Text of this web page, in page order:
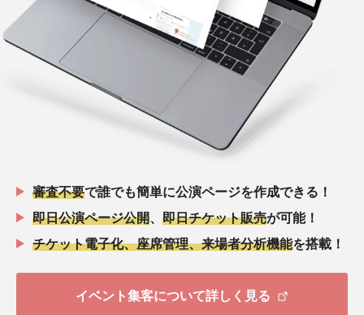
審査不要で誰でも簡単に公演ページを作成できる！
即日公演ページ公開
即日チケット販売が可能！
チケット電子化、座席管理、来場者分析機能を搭載！
イベント集客について詳しく見る